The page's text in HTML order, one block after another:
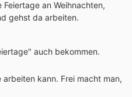
an Weihnachten,
gehst da arbeiten.
auch bekommen.
arbeiten kann. Frei macht man,